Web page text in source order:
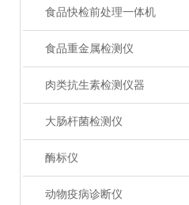
食品快检前处理一体机
食品重金属检测仪
肉类抗生素检测仪器
大肠杆菌检测仪
酶标仪
动物疫病诊断仪